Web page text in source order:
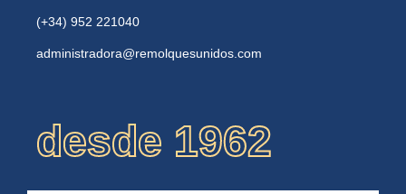
(+34) 952 221040
administradora@remolquesunidos.com
desde 1962